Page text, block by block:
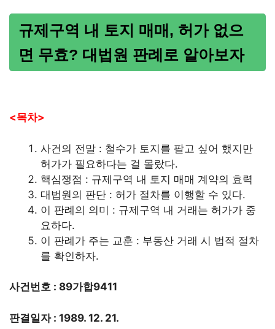
규제구역 내 토지 매매, 허가 없으
면 무효? 대법원 판례로 알아보자
<목차>
사건의 전말 : 철수가 토지를 팔고 싶어 했지만
허가가 필요하다는 걸 몰랐다.
핵심쟁점 : 규제구역 내 토지 매매 계약의 효력
대법원의 판단 : 허가 절차를 이행할 수 있다.
이 판례의 의미 : 규제구역 내 거래는 허가가 중
요하다.
이 판례가 주는 교훈 : 부동산 거래 시 법적 절차
를 확인하자.
사건번호 : 89가합9411
판결일자 : 1989. 12. 21.